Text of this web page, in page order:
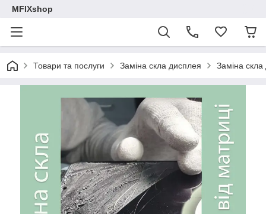
MFIXshop
Товари та послуги Заміна скла дисплея Заміна